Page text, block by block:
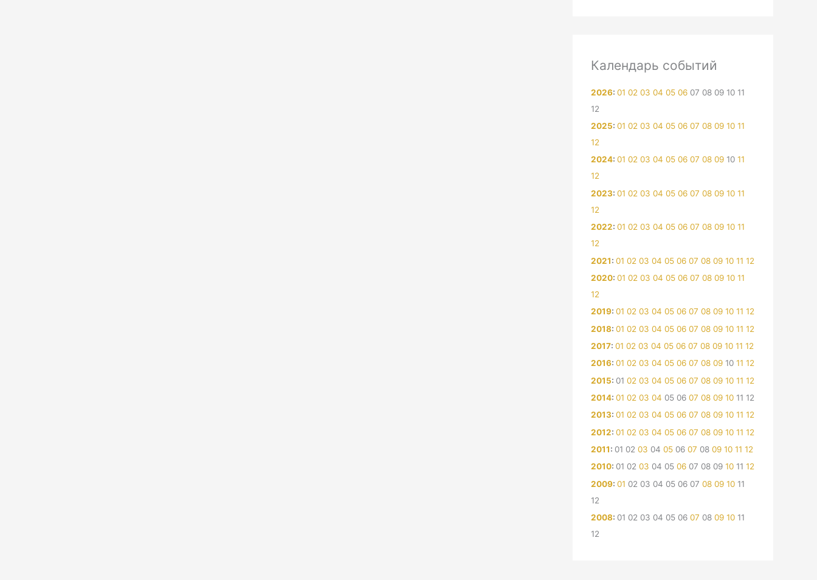
Календарь событий
2026: 01 02 03 04 05 06 07 08 09 10 11
12
2025: 01 02 03 04 05 06 07 08 09 10 11
12
2024: 01 02 03 04 05 06 07 08 09 10 11
12
2023: 01 02 03 04 05 06 07 08 09 10 11
12
2022: 01 02 03 04 05 06 07 08 09 10 11
12
2021: 01 02 03 04 05 06 07 08 09 10 11 12
2020: 01 02 03 04 05 06 07 08 09 10 11
12
2019: 01 02 03 04 05 06 07 08 09 10 11 12
2018: 01 02 03 04 05 06 07 08 09 10 11 12
2017: 01 02 03 04 05 06 07 08 09 10 11 12
2016: 01 02 03 04 05 06 07 08 09 10 11 12
2015: 01 02 03 04 05 06 07 08 09 10 11 12
2014: 01 02 03 04 05 06 07 08 09 10 11 12
2013: 01 02 03 04 05 06 07 08 09 10 11 12
2012: 01 02 03 04 05 06 07 08 09 10 11 12
2011: 01 02 03 04 05 06 07 08 09 10 11 12
2010: 01 02 03 04 05 06 07 08 09 10 11 12
2009: 01 02 03 04 05 06 07 08 09 10 11
12
2008: 01 02 03 04 05 06 07 08 09 10 11
12